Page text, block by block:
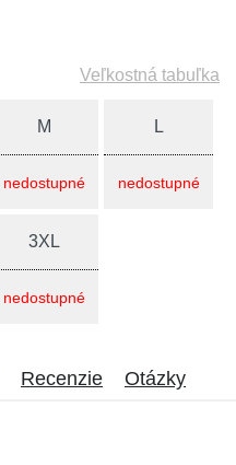
Veľkostná tabuľka
M
nedostupné
L
nedostupné
3XL
nedostupné
Recenzie Otázky